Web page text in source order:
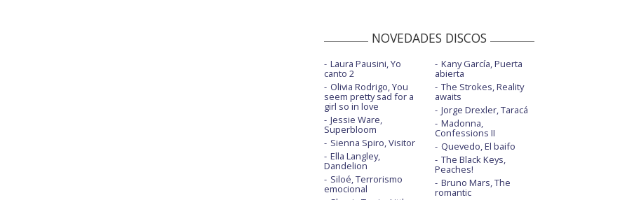
NOVEDADES DISCOS
Laura Pausini, Yo
canto 2
Olivia Rodrigo, You
seem pretty sad for a
girl so in love
Jessie Ware,
Superbloom
Sienna Spiro, Visitor
Ella Langley,
Dandelion
Siloé, Terrorismo
emocional
Kany García, Puerta
abierta
The Strokes, Reality
awaits
Jorge Drexler, Taracá
Madonna,
Confessions II
Quevedo, El baifo
The Black Keys,
Peaches!
Bruno Mars, The
romantic